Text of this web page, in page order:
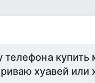
купить
хуавей